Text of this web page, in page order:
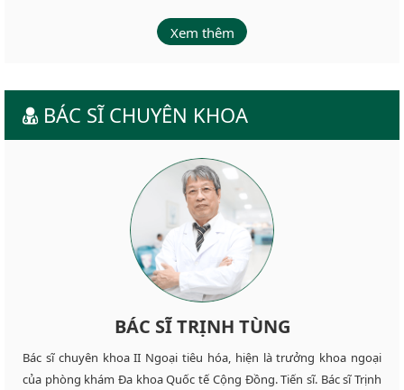
Xem thêm
BÁC SĨ CHUYÊN KHOA
BÁC SĨ TRỊNH TÙNG
Bác sĩ chuyên khoa II Ngoại tiêu hóa, hiện là trưởng khoa ngoại
của phòng khám Đa khoa Quốc tế Cộng Đồng. Tiến sĩ. Bác sĩ Trịnh